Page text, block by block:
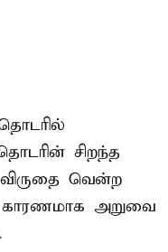
சிறந்த
வென்ற
காரணமாக அறுவை